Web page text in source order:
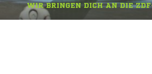
WIR BRINGEN DICH AN DIE